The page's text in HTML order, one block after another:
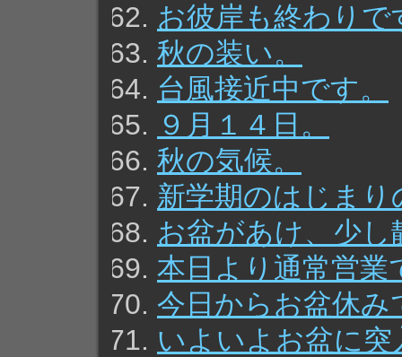
お彼岸も終わりで
秋の装い。
台風接近中です。
９月１４日。
秋の気候。
新学期のはじま
お盆があけ、少し
本日より通常営業
今日からお盆休み
いよいよお盆に突